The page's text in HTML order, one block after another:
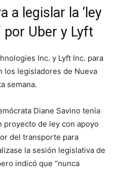
a legislar la ‘ley
por Uber y Lyft
Inc. y Lyft Inc. para
los legisladores de Nueva
semana.
Diane Savino tenía
de ley con apoyo
del transporte para
la sesión legislativa de
indicó que “nunca